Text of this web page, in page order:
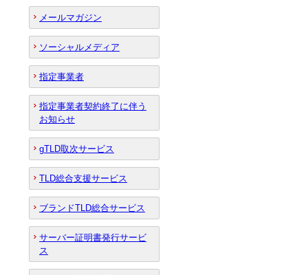
メールマガジン
ソーシャルメディア
指定事業者
指定事業者契約終了に伴う
お知らせ
gTLD取次サービス
TLD総合支援サービス
ブランドTLD総合サービス
サーバー証明書発行サービ
ス